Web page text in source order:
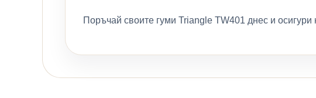
Поръчай своите гуми Triangle TW401 днес и